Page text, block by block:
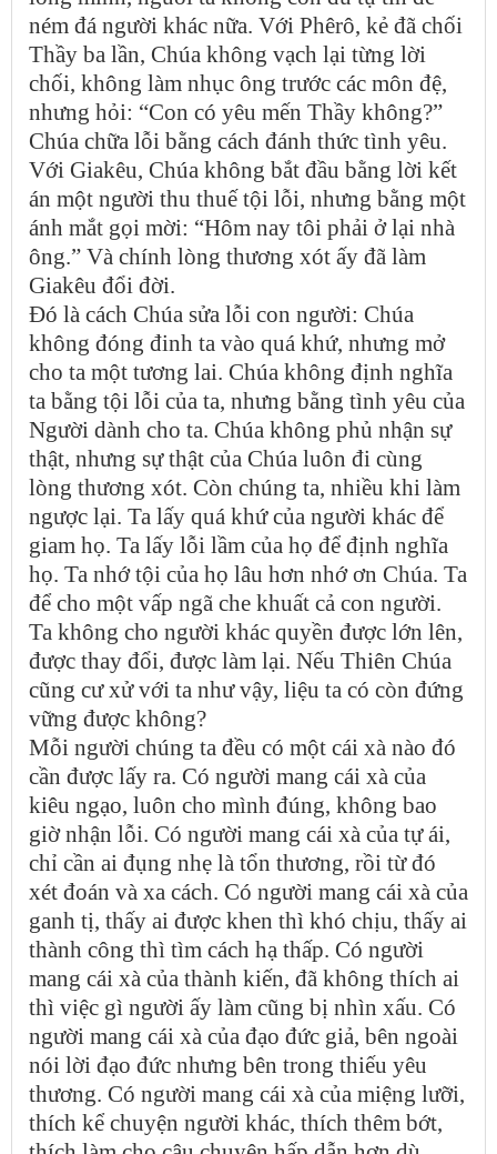
ném đá người khác nữa. Với Phêrô, kẻ đã chối
Thầy ba lần, Chúa không vạch lại từng lời
chối, không làm nhục ông trước các môn đệ,
nhưng hỏi: “Con có yêu mến Thầy không?”
Chúa chữa lỗi bằng cách đánh thức tình yêu.
Với Giakêu, Chúa không bắt đầu bằng lời kết
án một người thu thuế tội lỗi, nhưng bằng một
ánh mắt gọi mời: “Hôm nay tôi phải ở lại nhà
ông.” Và chính lòng thương xót ấy đã làm
Giakêu đổi đời.
Đó là cách Chúa sửa lỗi con người: Chúa
không đóng đinh ta vào quá khứ, nhưng mở
cho ta một tương lai. Chúa không định nghĩa
ta bằng tội lỗi của ta, nhưng bằng tình yêu của
Người dành cho ta. Chúa không phủ nhận sự
thật, nhưng sự thật của Chúa luôn đi cùng
lòng thương xót. Còn chúng ta, nhiều khi làm
ngược lại. Ta lấy quá khứ của người khác để
giam họ. Ta lấy lỗi lầm của họ để định nghĩa
họ. Ta nhớ tội của họ lâu hơn nhớ ơn Chúa. Ta
để cho một vấp ngã che khuất cả con người.
Ta không cho người khác quyền được lớn lên,
được thay đổi, được làm lại. Nếu Thiên Chúa
cũng cư xử với ta như vậy, liệu ta có còn đứng
vững được không?
Mỗi người chúng ta đều có một cái xà nào đó
cần được lấy ra. Có người mang cái xà của
kiêu ngạo, luôn cho mình đúng, không bao
giờ nhận lỗi. Có người mang cái xà của tự ái,
chỉ cần ai đụng nhẹ là tổn thương, rồi từ đó
xét đoán và xa cách. Có người mang cái xà của
ganh tị, thấy ai được khen thì khó chịu, thấy ai
thành công thì tìm cách hạ thấp. Có người
mang cái xà của thành kiến, đã không thích ai
thì việc gì người ấy làm cũng bị nhìn xấu. Có
người mang cái xà của đạo đức giả, bên ngoài
nói lời đạo đức nhưng bên trong thiếu yêu
thương. Có người mang cái xà của miệng lưỡi,
thích kể chuyện người khác, thích thêm bớt,